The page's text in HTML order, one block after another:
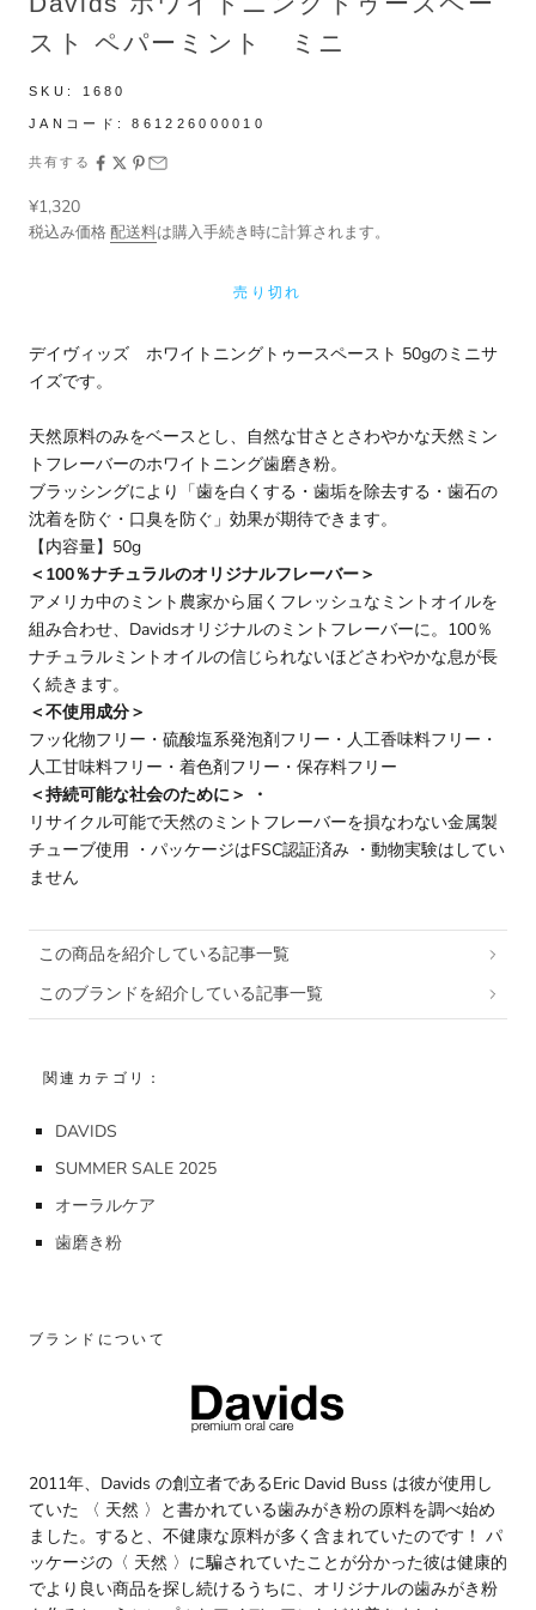
スト ペパーミント ミニ
SKU: 1680
JANコード:861226000010
共有する
セール価格
¥1,320
税込み価格配送料は購入手続き時に計算されます。
売り切れ
デイヴィッズ ホワイトニングトゥースペースト 50gのミニサ
イズです。
天然原料のみをベースとし、自然な甘さとさわやかな天然ミン
トフレーバーのホワイトニング歯磨き粉。
ブラッシングにより「歯を白くする・歯垢を除去する・歯石の
沈着を防ぐ・口臭を防ぐ」効果が期待できます。
【内容量】50g
＜100％ナチュラルのオリジナルフレーバー＞
アメリカ中のミント農家から届くフレッシュなミントオイルを
組み合わせ、Davidsオリジナルのミントフレーバーに。100％
ナチュラルミントオイルの信じられないほどさわやかな息が長
く続きます。
＜不使用成分＞
フッ化物フリー・硫酸塩系発泡剤フリー・人工香味料フリー・
人工甘味料フリー・着色剤フリー・保存料フリー
＜持続可能な社会のために＞ ・
リサイクル可能で天然のミントフレーバーを損なわない金属製
チューブ使用 ・パッケージはFSC認証済み ・動物実験はしてい
ません
この商品を紹介している記事一覧
このブランドを紹介している記事一覧
関連カテゴリ：
DAVIDS
SUMMER SALE 2025
オーラルケア
歯磨き粉
ブランドについて
2011年、Davids の創立者であるEric David Buss は彼が使用し
ていた 〈 天然 〉と書かれている歯みがき粉の原料を調べ始め
ました。すると、不健康な原料が多く含まれていたのです！ パ
ッケージの〈 天然 〉に騙されていたことが分かった彼は健康的
でより良い商品を探し続けるうちに、オリジナルの歯みがき粉